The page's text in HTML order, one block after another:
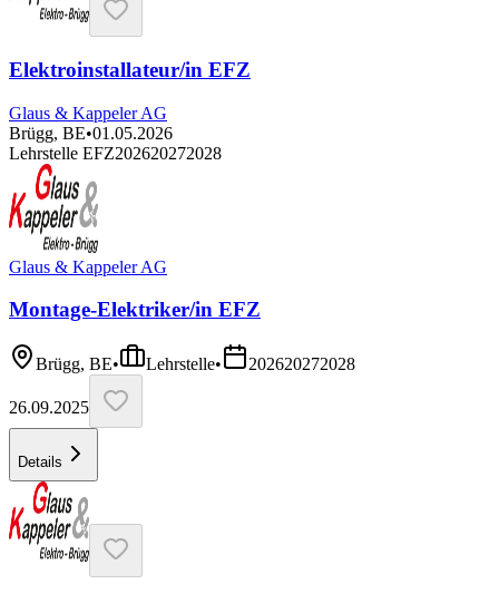
Elektroinstallateur/in EFZ
Glaus & Kappeler AG
Brügg, BE•01.05.2026
Lehrstelle EFZ202620272028
Glaus & Kappeler AG
Montage-Elektriker/in EFZ
Brügg, BE• Lehrstelle• 202620272028
26.09.2025
Details